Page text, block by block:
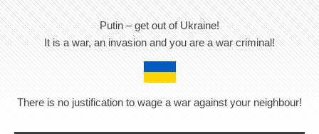
Putin – get out of Ukraine!
It is a war, an invasion and you are a war criminal!
There is no justification to wage a war against your neighbour!